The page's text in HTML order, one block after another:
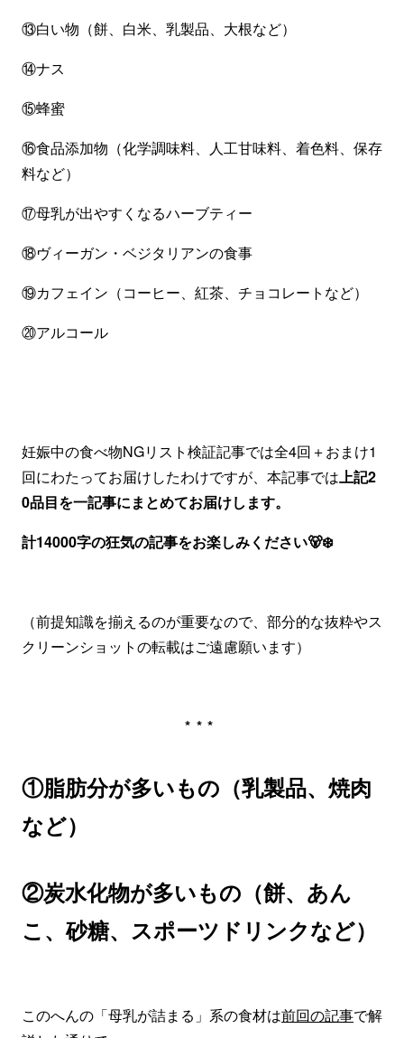
⑬白い物（餅、白米、乳製品、大根など）
⑭ナス
⑮蜂蜜
⑯食品添加物（化学調味料、人工甘味料、着色料、保存
料など）
⑰母乳が出やすくなるハーブティー
⑱ヴィーガン・ベジタリアンの食事
⑲カフェイン（コーヒー、紅茶、チョコレートなど）
⑳アルコール
妊娠中の食べ物NGリスト検証記事では全4回＋おまけ1
回にわたってお届けしたわけですが、本記事では上記2
0品目を一記事にまとめてお届けします。
計14000字の狂気の記事をお楽しみください🐻‍❄️
（前提知識を揃えるのが重要なので、部分的な抜粋やス
クリーンショットの転載はご遠慮願います）
***
①脂肪分が多いもの（乳製品、焼肉
など）
②炭水化物が多いもの（餅、あん
こ、砂糖、スポーツドリンクなど）
このへんの「母乳が詰まる」系の食材は前回の記事で解